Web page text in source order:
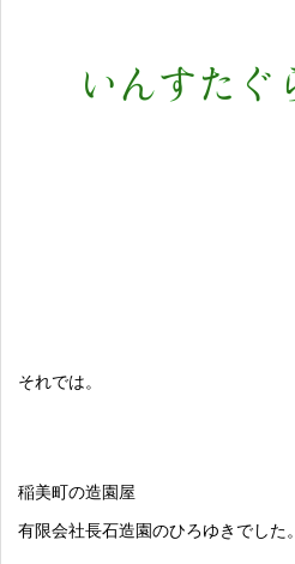
それでは。
稲美町の造園屋
有限会社長石造園のひろゆきでした。